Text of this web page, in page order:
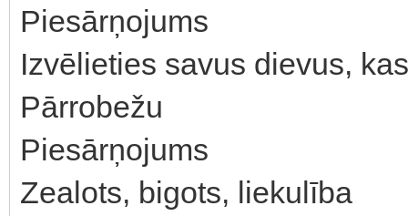
Piesārņojums
Izvēlieties savus dievus,
Pārrobežu
Piesārņojums
Zealots, bigots, liekulība